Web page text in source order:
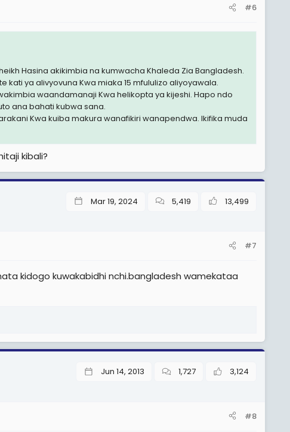
#6
Hasina akikimbia na kumwacha Khaleda Zia Bangladesh.
ya alivyovuna Kwa miaka 15 mfululizo aliyoyawala.
waandamanaji Kwa helikopta ya kijeshi. Hapo ndo
ana bahati kubwa sana.
Kwa kuiba makura wanafikiri wanapendwa. Ikifika muda
kibali?
Mar 19, 2024 5,419 13,499
#7
kidogo kuwakabidhi nchi.bangladesh wamekataa
Jun 14, 2013 1,727 3,124
#8